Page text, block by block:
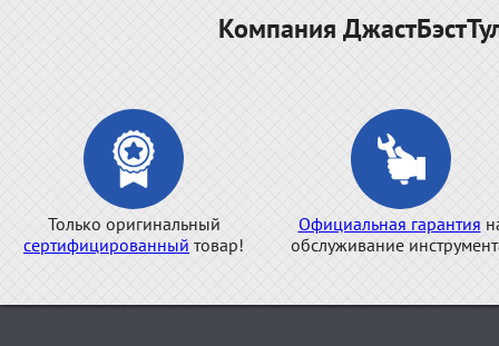
Компания
Только оригинальный
сертифицированный товар!
Официальная гарантия
обслуживание